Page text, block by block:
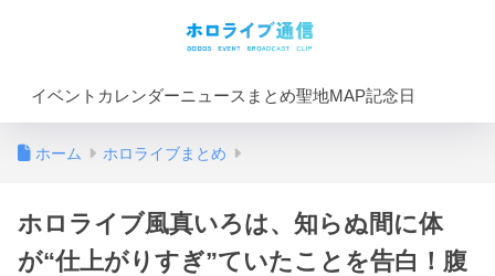
イベントカレンダーニュースまとめ聖地MAP記念日
ホーム ホロライブまとめ
ホロライブ風真いろは、知らぬ間に体
が“仕上がりすぎ”ていたことを告白！腹